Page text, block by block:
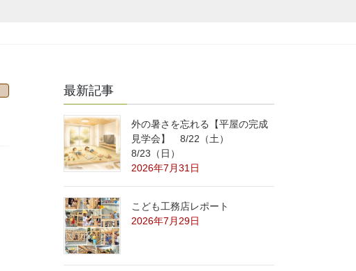
最新記事
外の暑さを忘れる【平屋の完成
見学会】 8/22（土）
8/23（日）
2026年7月31日
こども工務店レポート
2026年7月29日